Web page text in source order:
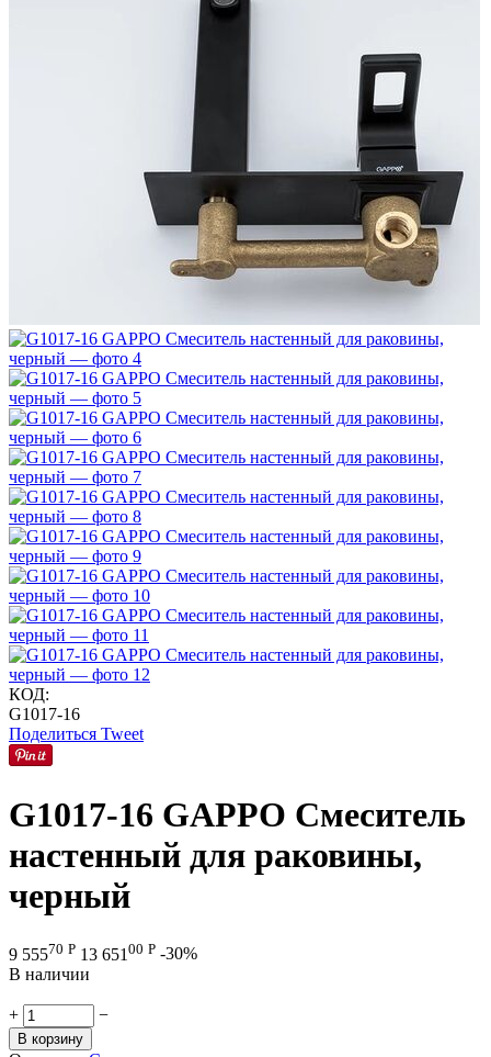
КОД:
G1017-16
Поделиться Tweet
G1017-16 GAPPO Смеситель
настенный для раковины,
черный
9 55570 Р 13 651 00 Р -30%
В наличии
+ −
В корзину